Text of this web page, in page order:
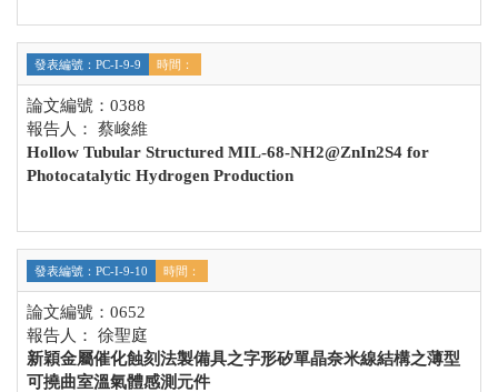
發表編號：PC-I-9-9 時間：
論文編號：0388
報告人： 蔡峻維
Hollow Tubular Structured MIL-68-NH2@ZnIn2S4 for
Photocatalytic Hydrogen Production
發表編號：PC-I-9-10 時間：
論文編號：0652
報告人： 徐聖庭
新穎金屬催化蝕刻法製備具之字形矽單晶奈米線結構之薄型
可撓曲室溫氣體感測元件